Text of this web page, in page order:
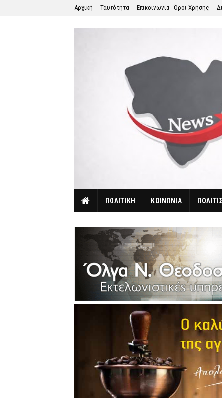
Αρχική Ταυτότητα Επικοινωνία - Όροι Χρήσης
ΠΟΛΙΤΙΚΗ ΚΟΙΝΩΝΙΑ